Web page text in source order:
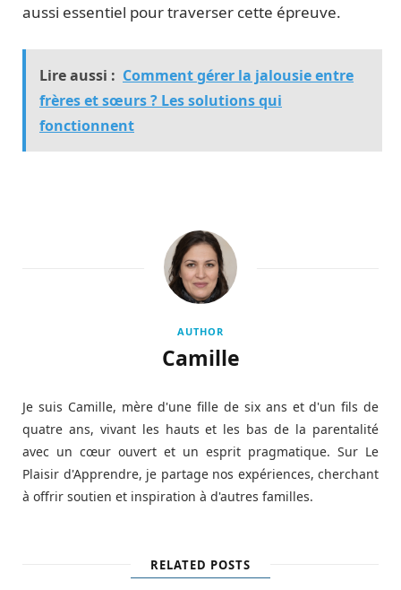
aussi essentiel pour traverser cette épreuve.
Lire aussi : Comment gérer la jalousie entre
frères et sœurs ? Les solutions qui
fonctionnent
AUTHOR
Camille
Je suis Camille, mère d'une fille de six ans et d'un fils de
quatre ans, vivant les hauts et les bas de la parentalité
avec un cœur ouvert et un esprit pragmatique. Sur Le
Plaisir d'Apprendre, je partage nos expériences, cherchant
à offrir soutien et inspiration à d'autres familles.
RELATED POSTS